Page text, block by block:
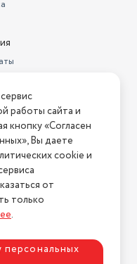
Напишите нам
У нас есть всё!
работы сайта и
кнопку «Согласен
Вы даете
cookie и
от
только
.
персональных